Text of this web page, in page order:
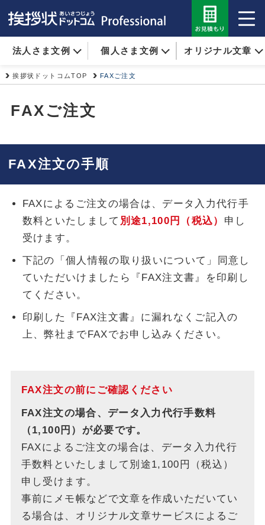
挨拶状ドットコムTOP FAXご注文
FAXご注文
FAX注文の手順
FAXによるご注文の場合は、データ入力代行手
数料といたしまして 別途1,100円（税込） 申し
受けます。
下記の「個人情報の取り扱いについて」同意し
ていただいけましたら『FAX注文書』を印刷し
てください。
印刷した『FAX注文書』に漏れなくご記入の
上、弊社までFAXでお申し込みください。
FAX注文の前にご確認ください
FAX注文の場合、データ入力代行手数料
（1,100円）が必要です。
FAXによるご注文の場合は、データ入力代行
手数料といたしまして別途1,100円（税込）
申し受けます。
事前にメモ帳などで文章を作成いただいてい
る場合は、オリジナル文章サービスによるご
法人さま文例 個人さま文例 オリジナル文章